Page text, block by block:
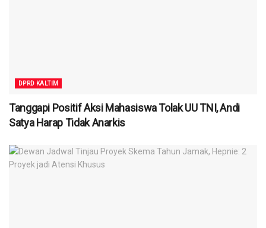
DPRD KALTIM
Tanggapi Positif Aksi Mahasiswa Tolak UU TNI, Andi
Satya Harap Tidak Anarkis